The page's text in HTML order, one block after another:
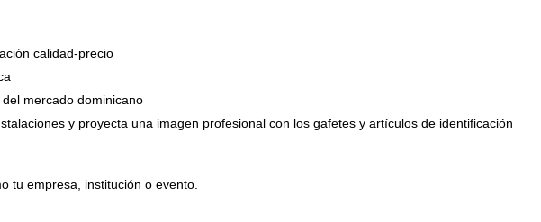
calidad-precio
mercado dominicano
y proyecta una imagen profesional con los gafetes y artículos de identificación
tu empresa, institución o evento.